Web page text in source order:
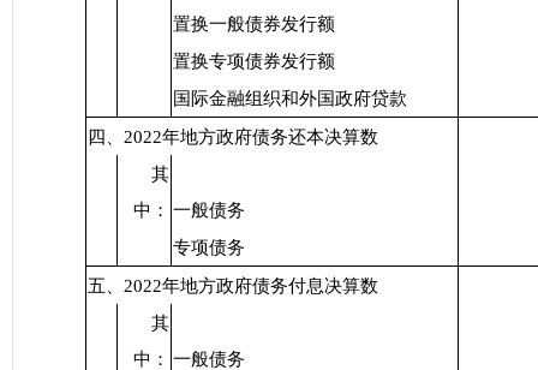
置换一般债券发行额
置换专项债券发行额
国际金融组织和外国政府贷款
四、2022年地方政府债务还本决算数
其
中： 一般债务
专项债务
五、2022年地方政府债务付息决算数
其
中： 一般债务